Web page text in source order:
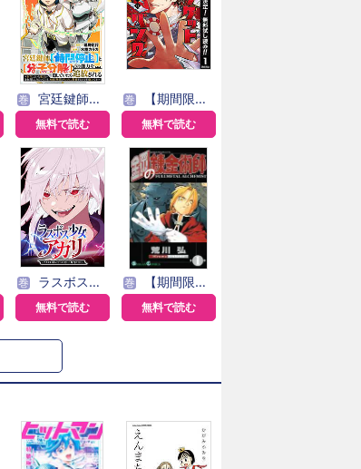
巻 宮廷鍵師、【時間停止（ロック）】と【分子分解（リリース）】の能力を隠していたら追放される～封印していた魔王が暴れ出したみたいだけど、S級冒険者とダンジョン制覇するのでもう遅いです～
無料で読む
巻 【期間限定 無料お試し版】ジャンケットバンク
無料で読む
巻 ラスボス少女アカリ～ワタシより強いやつに会いに現代に行く～【タテヨミ】
無料で読む
巻 【期間限定 無料お試し版】鋼の錬金術師
無料で読む